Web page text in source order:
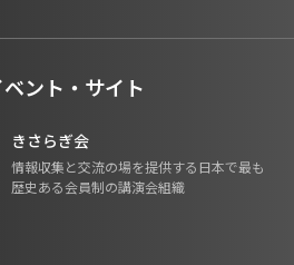
ント・サイト
きさらぎ会
情報収集と交流の場を提供する日本で最も
歴史ある会員制の講演会組織